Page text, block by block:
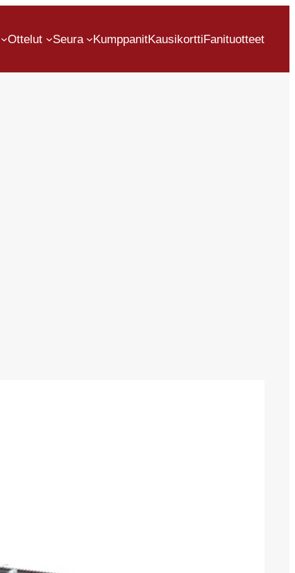
Ottelut Seura KumppanitKausikorttiFanituotteet